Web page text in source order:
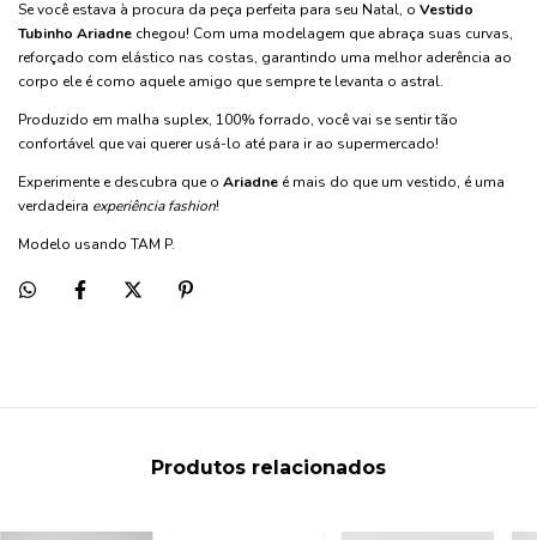
Se você estava à procura da peça perfeita para seu Natal, o Vestido
Tubinho Ariadne chegou! Com uma modelagem que abraça suas curvas,
reforçado com elástico nas costas, garantindo uma melhor aderência ao
corpo ele é como aquele amigo que sempre te levanta o astral.
Produzido em malha suplex, 100% forrado, você vai se sentir tão
confortável que vai querer usá-lo até para ir ao supermercado!
Experimente e descubra que o Ariadne é mais do que um vestido, é uma
verdadeira experiência fashion!
Modelo usando TAM P.
Produtos relacionados